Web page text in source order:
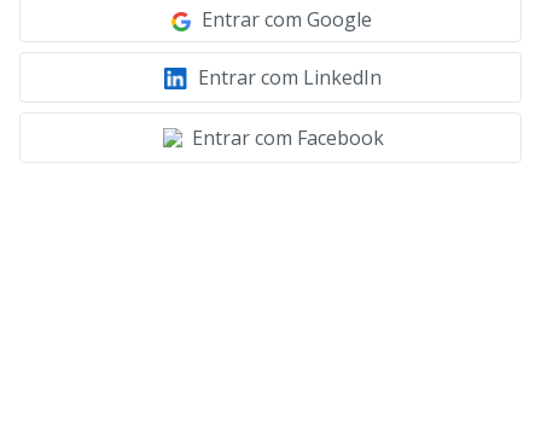
Entrar com Google
Entrar com LinkedIn
Entrar com Facebook